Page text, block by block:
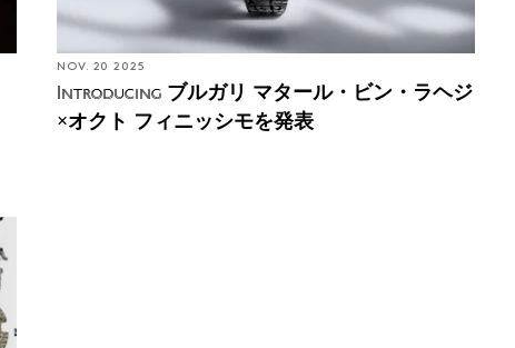
NOV. 20 2025
Introducing ブルガリ マタール・ビン・ラヘジ
×オクト フィニッシモを発表